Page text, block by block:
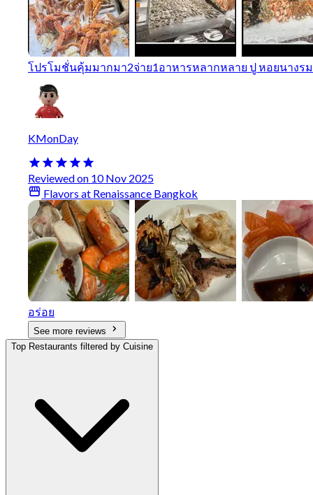
โปรโมชั่นคุ้มมากมา2จ่าย1​ อาหารหลากหลาย​ ปู​ หอยนาง
KMonDay
Reviewed on 10 Nov 2025
Flavors at Renaissance Bangkok
อร่อย
See more reviews
Top Restaurants filtered by Cuisine